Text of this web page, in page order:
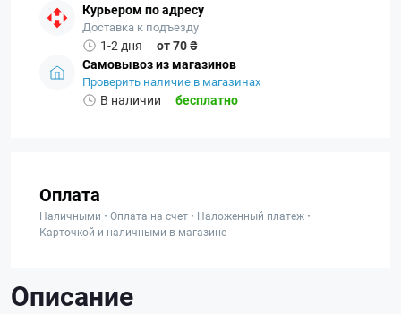
Курьером по адресу
Доставка к подъезду
1-2 дня
от 70 ₴
Самовывоз из магазинов
Проверить наличие в магазинах
В наличии бесплатно
Оплата
Наличными • Оплата на счет • Наложенный платеж •
Карточкой и наличными в магазине
Описание